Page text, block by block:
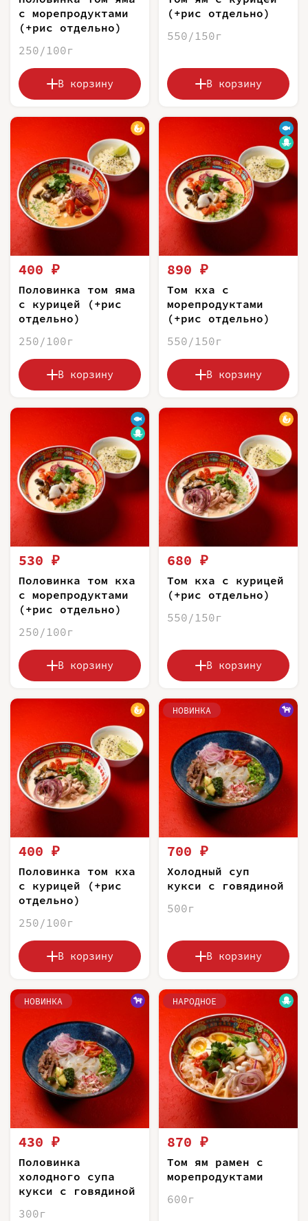
с морепродуктами
(+рис отдельно)
250/100г
В корзину
(+рис отдельно)
550/150г
В корзину
400 ₽
Половинка том яма
с курицей (+рис
отдельно)
250/100г
В корзину
890 ₽
Том кха с
морепродуктами
(+рис отдельно)
550/150г
В корзину
530 ₽
Половинка том кха
с морепродуктами
(+рис отдельно)
250/100г
В корзину
680 ₽
Том кха с курицей
(+рис отдельно)
550/150г
В корзину
400 ₽
Половинка том кха
с курицей (+рис
отдельно)
250/100г
В корзину
НОВИНКА
700 ₽
Холодный суп
кукси с говядиной
500г
В корзину
НОВИНКА
430 ₽
Половинка
холодного супа
кукси с говядиной
300г
НАРОДНОЕ
870 ₽
Том ям рамен с
морепродуктами
600г